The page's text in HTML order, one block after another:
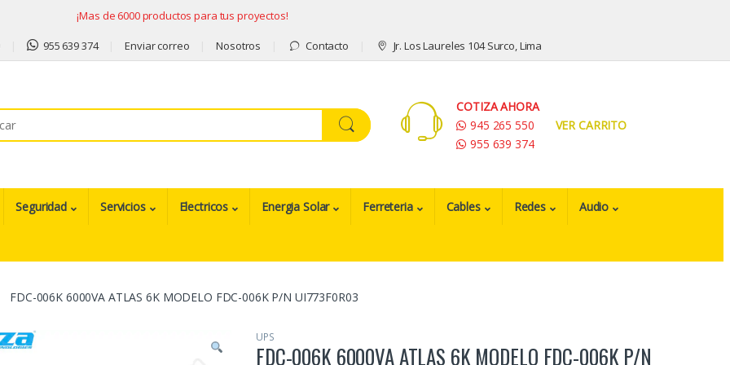
¡Mas de 6000 productos para tus proyectos!
955 639 374 Enviar correo Nosotros Contacto Jr. Los Laureles 104 Surco, Lima
COTIZA AHORA
945 265 550
955 639 374
VER CARRITO
Seguridad Servicios Electricos Energia Solar Ferreteria Cables Redes Audio
FDC-006K 6000VA ATLAS 6K MODELO FDC-006K P/N UI773F0R03
UPS
FDC-006K 6000VA ATLAS 6K MODELO FDC-006K P/N